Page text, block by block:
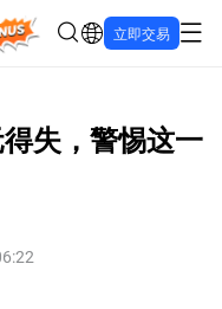
立即交易
失，警惕这一